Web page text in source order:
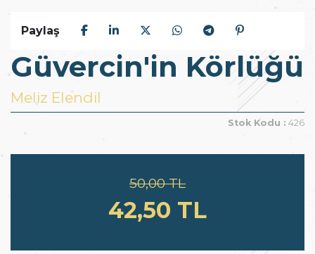
Paylaş
Güvercin'in Körlüğü
Meliz Elendil
Stok Kodu : 426
50,00 TL
42,50 TL